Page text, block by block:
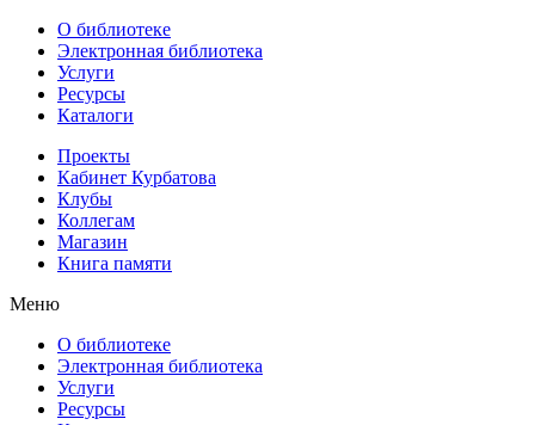
О библиотеке
Электронная библиотека
Услуги
Ресурсы
Каталоги
Проекты
Кабинет Курбатова
Клубы
Коллегам
Магазин
Книга памяти
Меню
О библиотеке
Электронная библиотека
Услуги
Ресурсы